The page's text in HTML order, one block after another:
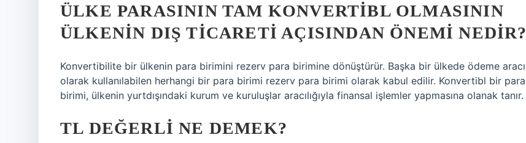
ÜLKE PARASININ TAM KONVERTIBL OLMASININ
ÜLKENIN DIŞ TICARETI AÇISINDAN ÖNEMI NEDIR?
Konvertibilite bir ülkenin para birimini rezerv para birimine dönüştürür. Başka bir ülkede ödeme aracı
olarak kullanılabilen herhangi bir para birimi rezerv para birimi olarak kabul edilir. Konvertibl bir para
birimi, ülkenin yurtdışındaki kurum ve kuruluşlar aracılığıyla finansal işlemler yapmasına olanak tanır.
TL DEĞERLI NE DEMEK?